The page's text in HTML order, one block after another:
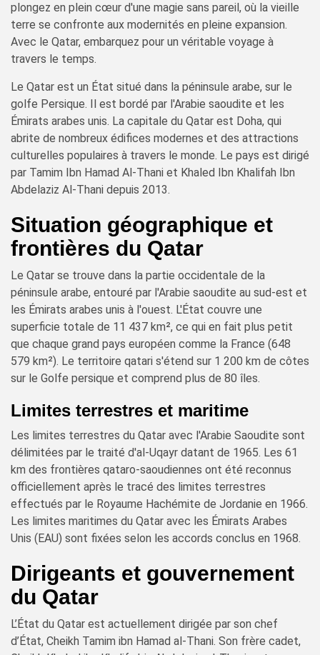
plongez en plein cœur d'une magie sans pareil, où la vieille
terre se confronte aux modernités en pleine expansion.
Avec le Qatar, embarquez pour un véritable voyage à
travers le temps.
Le Qatar est un État situé dans la péninsule arabe, sur le
golfe Persique. Il est bordé par l'Arabie saoudite et les
Émirats arabes unis. La capitale du Qatar est Doha, qui
abrite de nombreux édifices modernes et des attractions
culturelles populaires à travers le monde. Le pays est dirigé
par Tamim Ibn Hamad Al-Thani et Khaled Ibn Khalifah Ibn
Abdelaziz Al-Thani depuis 2013.
Situation géographique et
frontières du Qatar
Le Qatar se trouve dans la partie occidentale de la
péninsule arabe, entouré par l'Arabie saoudite au sud-est et
les Émirats arabes unis à l'ouest. L'État couvre une
superficie totale de 11 437 km², ce qui en fait plus petit
que chaque grand pays européen comme la France (648
579 km²). Le territoire qatari s'étend sur 1 200 km de côtes
sur le Golfe persique et comprend plus de 80 îles.
Limites terrestres et maritime
Les limites terrestres du Qatar avec l'Arabie Saoudite sont
délimitées par le traité d'al-Uqayr datant de 1965. Les 61
km des frontières qataro-saoudiennes ont été reconnus
officiellement après le tracé des limites terrestres
effectués par le Royaume Hachémite de Jordanie en 1966.
Les limites maritimes du Qatar avec les Émirats Arabes
Unis (EAU) sont fixées selon les accords conclus en 1968.
Dirigeants et gouvernement
du Qatar
L’État du Qatar est actuellement dirigée par son chef
d’État, Cheikh Tamim ibn Hamad al-Thani. Son frère cadet,